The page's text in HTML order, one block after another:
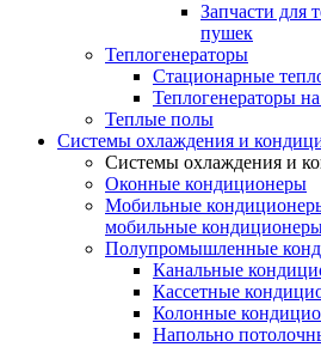
Запчасти для
пушек
Теплогенераторы
Cтационарные
Теплогенераторы
Теплые полы
Системы охлаждения и
Системы охлаждения и
Оконные кондиционеры
Мобильные
мобильные
Полупромышленные
Канальные
Кассетные
Колонные
Напольно